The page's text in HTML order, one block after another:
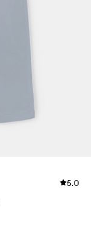
5.0